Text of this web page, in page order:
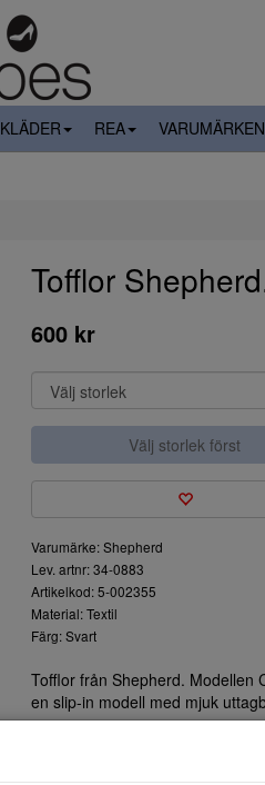
KLÄDER REA VARUMÄRKEN
Tofflor
600 kr
Välj storlek först
Varumärke: Shepherd
Lev. artnr: 34-0883
Artikelkod: 5-002355
Material: Textil
Färg: Svart
Tofflor från Shepherd. Modellen
en slip-in modell med mjuk